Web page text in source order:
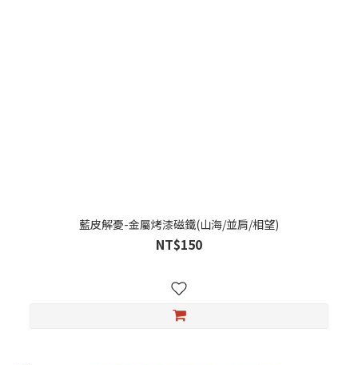
藍皮解憂-金屬烤漆磁鐵(山海/並肩/相望)
NT$150